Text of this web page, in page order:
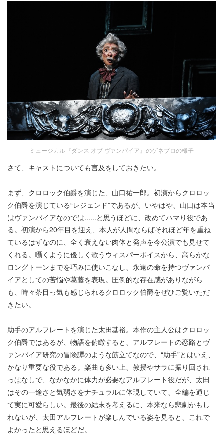
ミュージカル『ダンス オブ ヴァンパイア』のゲネプロの様子
さて、キャストについても言及をしておきたい。
まず、クロロック伯爵を演じた、山口祐一郎。初演からクロロッ
ク伯爵を演じている“レジェンド”であるが、いやはや、山口は本当
はヴァンパイアなのでは......と思うほどに、改めてハマり役であ
る。初演から20年目を迎え、本人が人間ならばそれほど年を重ね
ているはずなのに、全く衰えない肉体と発声を今公演でも見せて
くれる。囁くように優しく歌うウィスパーボイスから、高らかな
ロングトーンまでを巧みに使いこなし、永遠の命を持つヴァンパ
イアとしての苦悩や葛藤を表現。圧倒的な存在感がありながら
も、時々茶目っ気も感じられるクロロック伯爵をぜひご覧いただ
きたい。
助手のアルフレートを演じた太田基裕。本作の主人公はクロロッ
ク伯爵ではあるが、物語を俯瞰すると、アルフレートの恋路とヴ
ァンパイア研究の冒険譚のような筋立てなので、“助手”とはいえ、
かなり重要な役である。楽曲も多い上、教授やサラに振り回され
っぱなしで、なかなかに体力が必要なアルフレート役だが、太田
はその一途さと気弱さをナチュラルに体現していて、全編を通じ
て実に可愛らしい。最後の結末を考えるに、本来なら悲劇かもし
れないが、太田アルフレートが楽しんでいる姿を見ると、これで
よかったと思えるほどだ。